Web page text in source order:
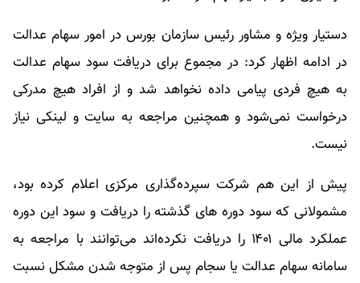
دستیار ویژه و مشاور رئیس سازمان بورس در امور سهام عدالت
در ادامه اظهار کرد: در مجموع برای دریافت سود سهام عدالت
به هیچ فردی پیامی داده نخواهد شد و از افراد هیچ مدرکی
درخواست نمی‌شود و همچنین مراجعه به سایت و لینکی نیاز
نیست.
پیش از این هم شرکت سپرده‌گذاری مرکزی اعلام کرده بود،
مشمولانی که سود دوره های گذشته را دریافت و سود این دوره
عملکرد مالی ۱۴۰۱ را دریافت نکرده‌اند می‌توانند با مراجعه به
سامانه سهام عدالت یا سجام پس از متوجه شدن مشکل نسبت